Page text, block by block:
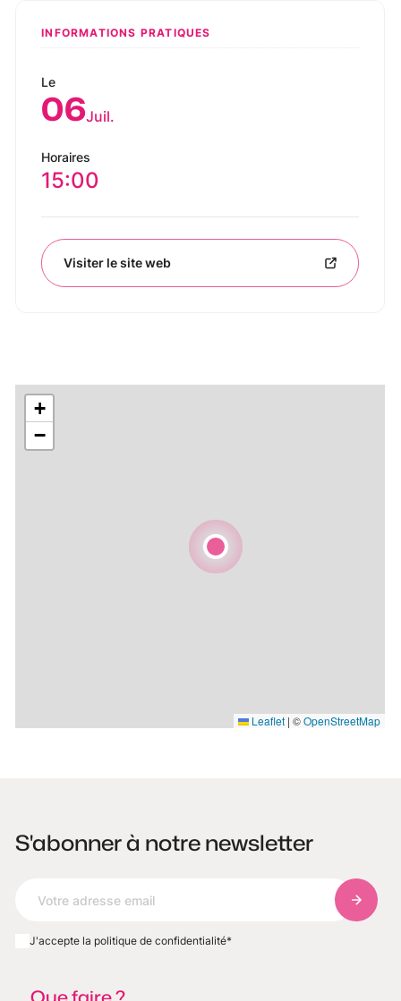
INFORMATIONS PRATIQUES
Le
06Juil.
Horaires
15:00
Visiter le site web
+
−
Leaflet | ©OpenStreetMap
S'abonner à notre newsletter
J'accepte la politique de confidentialité*